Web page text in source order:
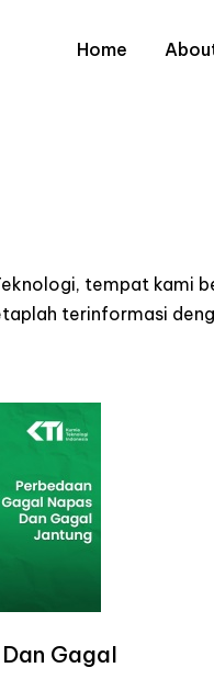
Home
tempat kami
terinformasi
Gagal